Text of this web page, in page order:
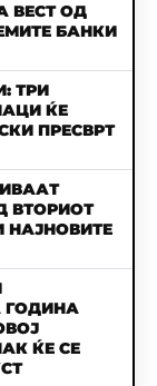
ВЕСТ ОД
БАНКИ
ТРИ
ЌЕ
ПРЕСВРТ
ВТОРИОТ
НАЈНОВИТЕ
ГОДИНА
ЌЕ СЕ